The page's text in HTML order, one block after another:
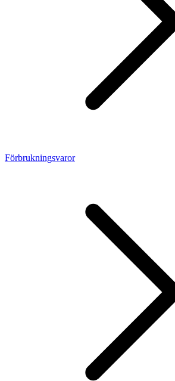
Förbrukningsvaror